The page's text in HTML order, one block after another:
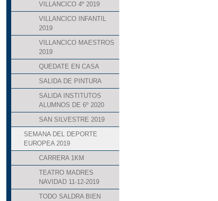
VILLANCICO 4º 2019
VILLANCICO INFANTIL
2019
VILLANCICO MAESTROS
2019
QUEDATE EN CASA
SALIDA DE PINTURA
SALIDA INSTITUTOS
ALUMNOS DE 6º 2020
SAN SILVESTRE 2019
SEMANA DEL DEPORTE
EUROPEA 2019
CARRERA 1KM
TEATRO MADRES
NAVIDAD 11-12-2019
TODO SALDRA BIEN